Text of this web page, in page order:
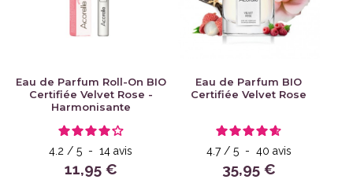
Eau de Parfum Roll-On BIO
Certifiée Velvet Rose -
Harmonisante
4.2 / 5 - 14avis
11,95 €
Eau de Parfum BIO
Certifiée Velvet Rose
4.7 / 5 - 40 avis
35,95 €